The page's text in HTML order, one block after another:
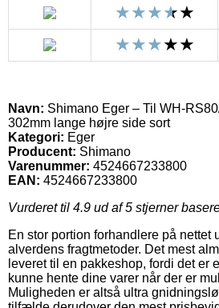
Navn: Shimano Eger – Til WH-
302mm lange højre side sort
Kategori: Eger
Producent: Shimano
Varenummer: 4524667233800
EAN: 4524667233800
Vurderet til 4.9 ud af 5 stjerner
En stor portion forhandlere på nettet
alverdens fragtmetoder. Det mest
leveret til en pakkeshop, fordi det er
kunne hente dine varer når der er
Muligheden er altså ultra